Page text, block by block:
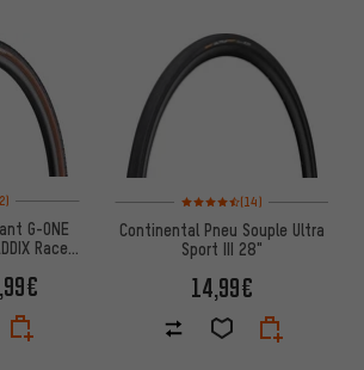
: 5 sur 5 d'après 2 avis
G-ONE
Race
Note moyenne : 4,5 sur 5
(14)
Continental Pneu Souple Ultra
Sport III 28"
14,99€